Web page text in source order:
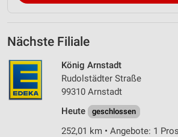
Nächste Filiale
König Arnstadt
Rudolstädter Straße
99310 Arnstadt
Heute
geschlossen
252,01 km • Angebote: 1